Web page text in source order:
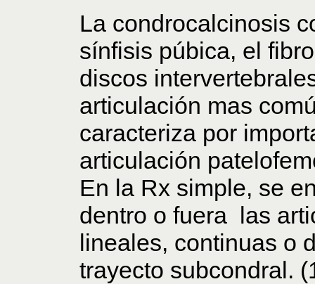
La condrocalcinosis
sínfisis púbica, el
discos
articulación mas
caracteriza por
articulación
En la Rx simple, se
dentro o fuera las
lineales, continuas o
trayecto subcondral.